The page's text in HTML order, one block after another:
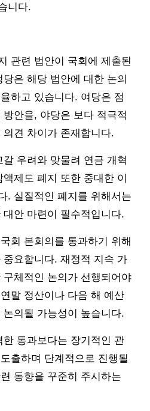
니다.
관련 법안이 국회에 제출된
은 해당 법안에 대한 논의
하고 있습니다. 여당은 점
안을, 야당은 보다 적극적
견 차이가 존재합니다.
우려와 맞물려 연금 개혁
제도 폐지 또한 중대한 이
. 실질적인 폐지를 위해서는
안 마련이 필수적입니다.
회 본회의를 통과하기 위해
요합니다. 재정적 지속 가
체적인 논의가 선행되어야
말 정산이나 다음 해 예산
의될 가능성이 높습니다.
통과보다는 장기적인 관
출하며 단계적으로 진행될
동향을 꾸준히 주시하는